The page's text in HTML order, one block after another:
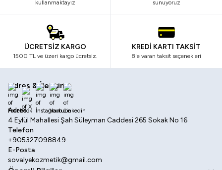
kullanmaktayız
sunuyoruz
ÜCRETSİZ KARGO
1500 TL ve üzeri kargo ücretsiz.
KREDİ KARTI TAKSİT
8'e varan taksit seçenekleri
Adres & İletişim
Adres
4 Eylül Mahallesi Şah Süleyman Caddesi 265 Sokak No 16
Telefon
+905327098849
E-Posta
sovalyekozmetik@gmail.com
Facebook
X İnstagram
Youtube